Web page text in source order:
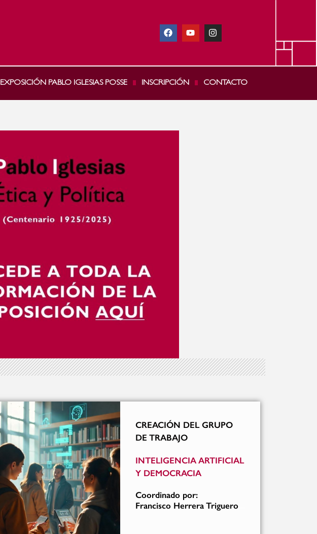
EXPOSICIÓN PABLO IGLESIAS POSSE INSCRIPCIÓN CONTACTO
CREACIÓN DEL GRUPO
DE TRABAJO
INTELIGENCIA ARTIFICIAL
Y DEMOCRACIA
Coordinado por:
Francisco Herrera Triguero